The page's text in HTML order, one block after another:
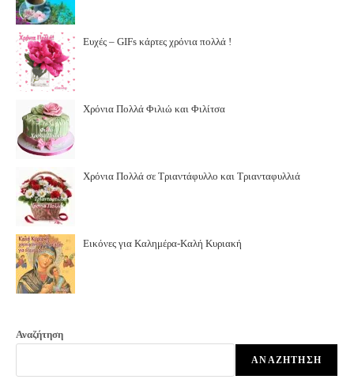
Ευχές – GIFs κάρτες χρόνια πολλά !
Χρόνια Πολλά Φιλιώ και Φιλίτσα
Χρόνια Πολλά σε Τριαντάφυλλο και Τριανταφυλλιά
Εικόνες για Καλημέρα-Καλή Κυριακή
Αναζήτηση
ΑΝΑΖΉΤΗΣΗ